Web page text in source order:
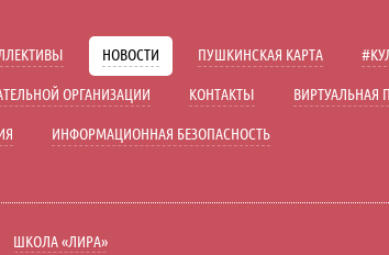
Включить видео
Двойной
НОВОСТИ ПУШКИНСКАЯ КАРТА
ОРГАНИЗАЦИИ КОНТАКТЫ
ВИРТУАЛЬНАЯ
ИНФОРМАЦИОННАЯ БЕЗОПАСНОСТЬ
ШКОЛА «ЛИРА»